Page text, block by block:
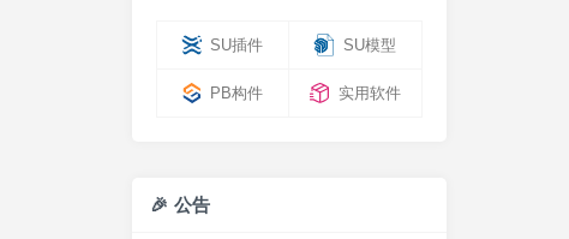
SU插件 SU模型
PB构件 实用软件
🎉 公告